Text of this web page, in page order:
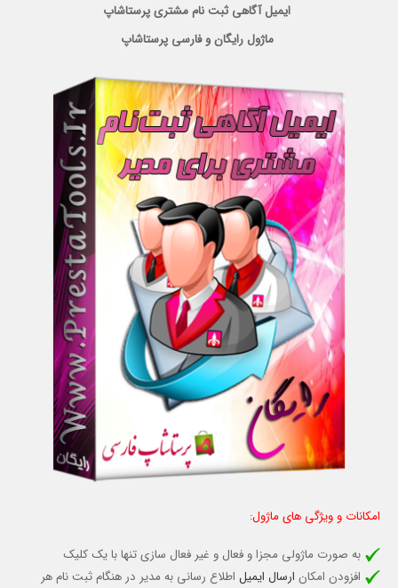
ایمیل آگاهی ثبت نام مشتری پرستاشاپ
ماژول رایگان و فارسی پرستاشاپ
امکانات و ویژگی های ماژول:
به صورت ماژولی مجزا و فعال و غیر فعال سازی تنها با یک کلیک
افزودن امکان ارسال ایمیل اطلاع رسانی به مدیر در هنگام ثبت نام هر